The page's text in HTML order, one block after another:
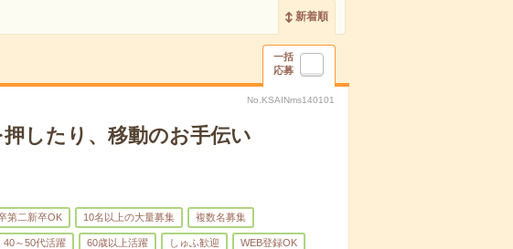
新着順
一括
応募
No.KSAINms140101
したり、移動のお手伝い
第二新卒OK 10名以上の大量募集 複数名募集
40～50代活躍 60歳以上活躍 しゅふ歓迎 WEB登録OK